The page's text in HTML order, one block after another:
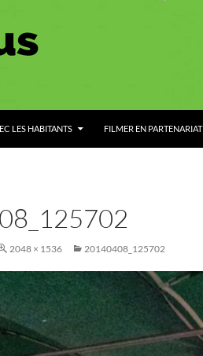
LES HABITANTS FILMER EN PARTENARIAT
2048 × 1536 20140408_125702